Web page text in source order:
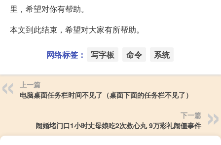
里，希望对你有帮助。
本文到此结束，希望对大家有所帮助。
网络标签： 写字板 命令 系统
上一篇
电脑桌面任务栏时间不见了（桌面下面的任务栏不见了）
下一篇
闹婚堵门口1小时丈母娘吃2次救心丸 9万彩礼闹僵事件